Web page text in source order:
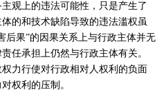
观上的违法可能性，只是产生了
的和技术缺陷导致的违法滥权虽
果”的因果关系上与行政主体并无
任承担上仍然与行政主体有关。
力行使对行政相对人权利的负面
权利的压制。